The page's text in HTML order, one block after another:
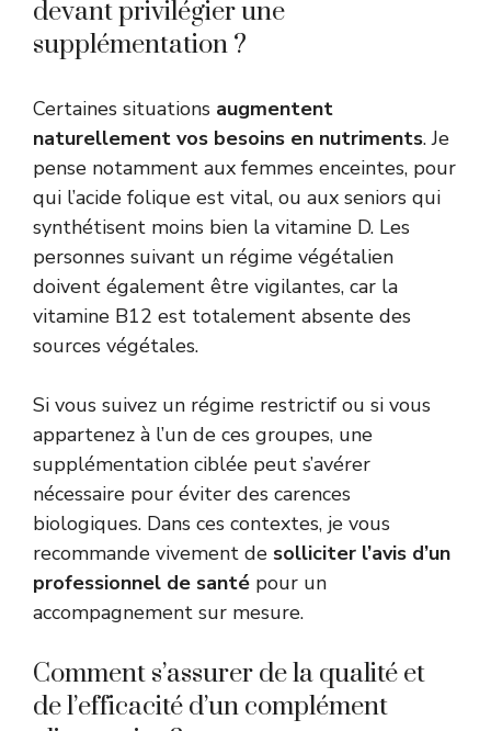
devant privilégier une
supplémentation ?
Certaines situations augmentent
naturellement vos besoins en nutriments. Je
pense notamment aux femmes enceintes, pour
qui l’acide folique est vital, ou aux seniors qui
synthétisent moins bien la vitamine D. Les
personnes suivant un régime végétalien
doivent également être vigilantes, car la
vitamine B12 est totalement absente des
sources végétales.
Si vous suivez un régime restrictif ou si vous
appartenez à l’un de ces groupes, une
supplémentation ciblée peut s’avérer
nécessaire pour éviter des carences
biologiques. Dans ces contextes, je vous
recommande vivement de solliciter l’avis d’un
professionnel de santé pour un
accompagnement sur mesure.
Comment s’assurer de la qualité et
de l’efficacité d’un complément